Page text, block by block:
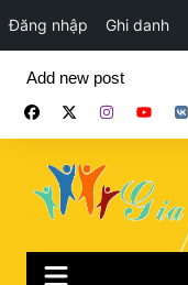
Đăng nhập Ghi danh
phần
Add new post